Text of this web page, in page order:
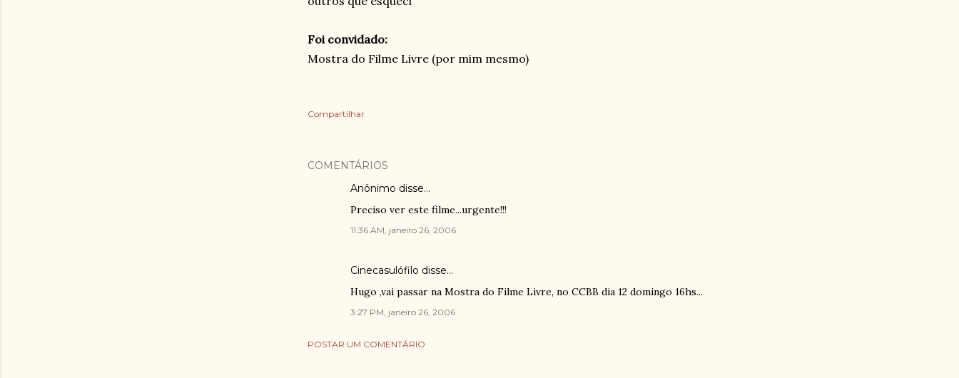
Foi convidado:
Mostra do Filme Livre (por mim mesmo)
Compartilhar
COMENTÁRIOS
Anônimo disse…
Preciso ver este filme...urgente!!!
11:36 AM, janeiro 26, 2006
Cinecasulófilo disse…
Hugo ,vai passar na Mostra do Filme Livre, no CCBB dia 12 domingo 16hs...
3:27 PM, janeiro 26, 2006
POSTAR UM COMENTÁRIO